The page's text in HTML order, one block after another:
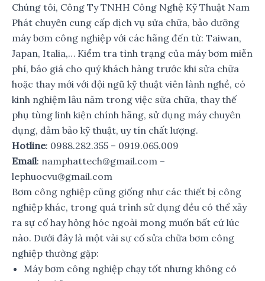
Chúng tôi, Công Ty TNHH Công Nghệ Kỹ Thuật Nam
Phát chuyên cung cấp dịch vụ sửa chữa, bảo dưỡng
máy bơm công nghiệp với các hãng đến từ: Taiwan,
Japan, Italia,… Kiểm tra tình trạng của máy bơm miễn
phí, báo giá cho quý khách hàng trước khi sửa chữa
hoặc thay mới với đội ngũ kỹ thuật viên lành nghề, có
kinh nghiệm lâu năm trong việc sửa chữa, thay thế
phụ tùng linh kiện chính hãng, sử dụng máy chuyên
dụng, đảm bảo kỹ thuật, uy tín chất lượng.
Hotline: 0988.282.355 – 0919.065.009
Email: namphattech@gmail.com –
lephuocvu@gmail.com
Bơm công nghiệp cũng giống như các thiết bị công
nghiệp khác, trong quá trình sử dụng đều có thể xảy
ra sự cố hay hỏng hóc ngoài mong muốn bất cứ lúc
nào. Dưới đây là một vài sự cố sửa chữa bơm công
nghiệp thường gặp:
Máy bơm công nghiệp chạy tốt nhưng không có